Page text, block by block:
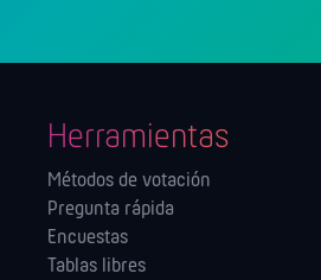
Herramientas
Métodos de votación
Pregunta rápida
Encuestas
Tablas libres